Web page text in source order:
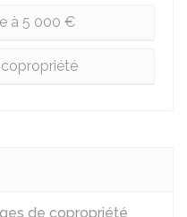
à 5 000 €
de copropriété